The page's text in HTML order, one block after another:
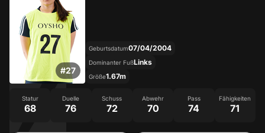
#27
Geburtsdatum07/04/2004
Dominanter FußLinks
Größe1.67m
Statur
68
Duelle
76
Schuss
72
Abwehr
70
Pass
74
Fähigkeiten
71